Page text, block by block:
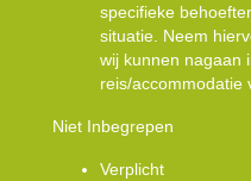
specifieke
situatie. Neem
wij kunnen nagaan
reis/accommodatie
Niet Inbegrepen
Verplicht